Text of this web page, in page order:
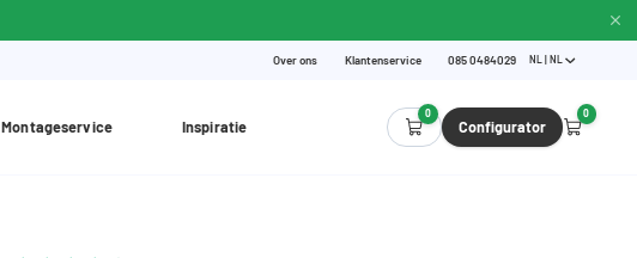
Over ons Klantenservice 085 0484029 NL | NL
Montageservice Inspiratie
0
Configurator
0